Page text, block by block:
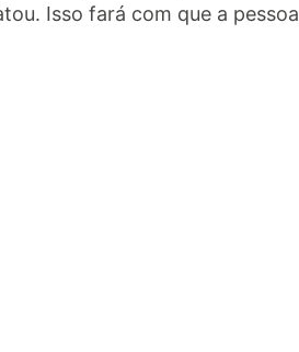
Isso fará com que a pessoa